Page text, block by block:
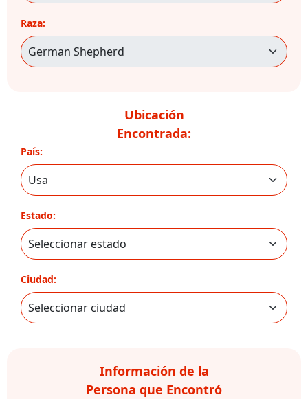
Raza:
Ubicación
Encontrada:
País:
Estado:
Ciudad:
Información de la
Persona que Encontró